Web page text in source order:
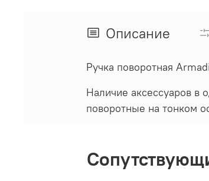
Описание
Ручка поворотная
Наличие аксессуаров в
поворотные на тонком